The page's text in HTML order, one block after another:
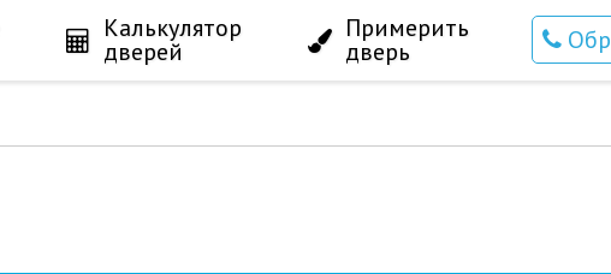
Калькулятор
дверей
Примерить
дверь